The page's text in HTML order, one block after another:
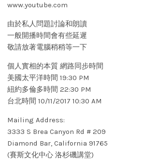
www.youtube.com
由於私人問題討論和朗讀
一般開播時間會有些延遲
敬請放著電腦稍稍等一下
個人實相的本質 網路同步時間
美國太平洋時間 19:30 PM
紐約多倫多時間 22:30 PM
台北時間 10/11/2017 10:30 AM
Mailing Address:
3333 S Brea Canyon Rd # 209
Diamond Bar, California 91765
(賽斯文化中心 洛杉磯講堂)